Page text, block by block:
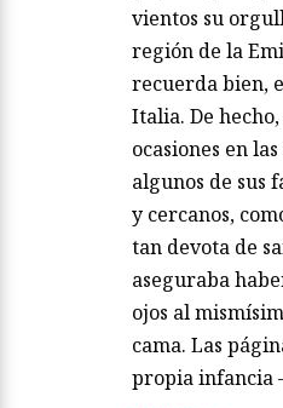
vientos su
región de la
recuerda bien,
Italia. De hecho,
ocasiones en
algunos de sus
y cercanos,
tan devota de
aseguraba
ojos al
cama. Las
propia